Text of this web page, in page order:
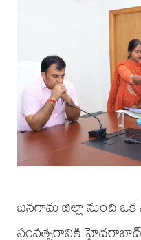
జనగామ జిల్లా నుంచి ఒక
సంవత్సరానికి హైదరాబాద్